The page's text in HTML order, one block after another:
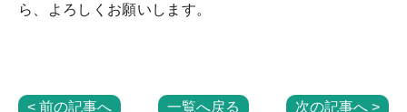
ら、よろしくお願いします。
< 前の記事へ 一覧へ戻る 次の記事へ >